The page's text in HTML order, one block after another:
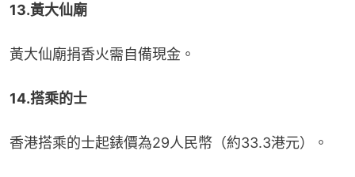
13.黃大仙廟
黃大仙廟捐香火需自備現金。
14.搭乘的士
香港搭乘的士起錶價為29人民幣（約33.3港元）。